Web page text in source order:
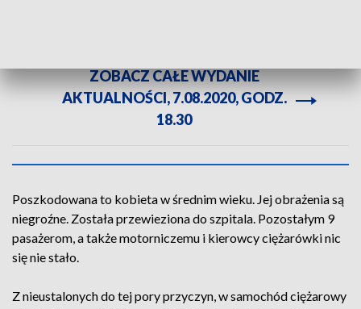
ZOBACZ CAŁE WYDANIE
AKTUALNOŚCI, 7.08.2020, GODZ.
18.30
Poszkodowana to kobieta w średnim wieku. Jej obrażenia są
niegroźne. Została przewieziona do szpitala. Pozostałym 9
pasażerom, a także motorniczemu i kierowcy ciężarówki nic
się nie stało.
Z nieustalonych do tej pory przyczyn, w samochód ciężarowy